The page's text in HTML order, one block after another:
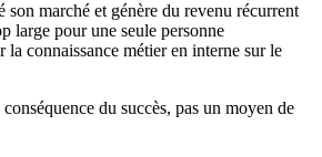
son marché et génère du revenu récurrent
large pour une seule personne
la connaissance métier en interne sur le
du succès, pas un moyen de